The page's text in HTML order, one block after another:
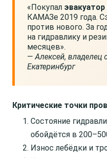
«Покупал
КАМАЗе 2019 года.
против нового. За
на гидравлику и
месяцев».
—Алексей, владелец
Екатеринбург
Критические точки
Состояние
обойдётся в
Износ лебёдки и